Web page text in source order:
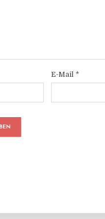
E-Mail *